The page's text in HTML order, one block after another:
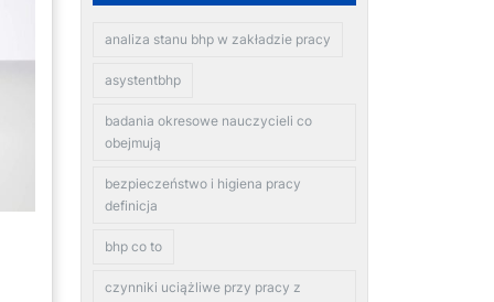
analiza stanu bhp w zakładzie pracy
asystentbhp
badania okresowe nauczycieli co
obejmują
bezpieczeństwo i higiena pracy
definicja
bhp co to
czynniki uciążliwe przy pracy z